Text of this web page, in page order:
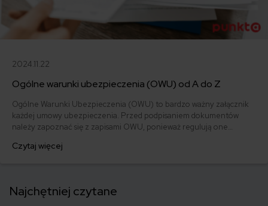
2024.11.22
Ogólne warunki ubezpieczenia (OWU) od A do Z
Ogólne Warunki Ubezpieczenia (OWU) to bardzo ważny załącznik
każdej umowy ubezpieczenia. Przed podpisaniem dokumentów
należy zapoznać się z zapisami OWU, ponieważ regulują one
ubezpieczyciela. OWU precyzują między innymi, co jest
Czytaj więcej
Najchętniej czytane